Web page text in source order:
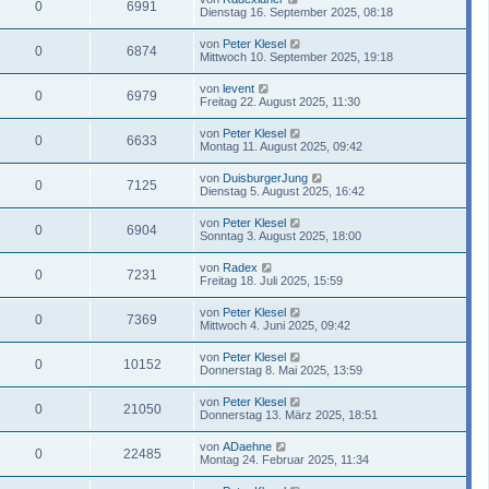
0 6991
Dienstag 16. September 2025, 08:18
0 6874 von Peter Klesel
Mittwoch 10. September 2025, 19:18
0 6979 von levent
Freitag 22. August 2025, 11:30
0 6633 von Peter Klesel
Montag 11. August 2025, 09:42
0 7125 von DuisburgerJung
Dienstag 5. August 2025, 16:42
0 6904 von Peter Klesel
Sonntag 3. August 2025, 18:00
0 7231 von Radex
Freitag 18. Juli 2025, 15:59
0 7369 von Peter Klesel
Mittwoch 4. Juni 2025, 09:42
0 10152 von Peter Klesel
Donnerstag 8. Mai 2025, 13:59
0 21050 von Peter Klesel
Donnerstag 13. März 2025, 18:51
0 22485 von ADaehne
Montag 24. Februar 2025, 11:34